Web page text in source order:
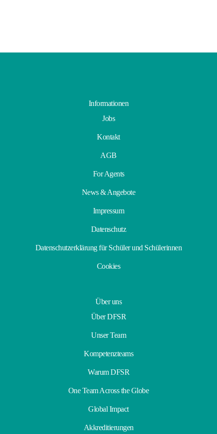
Informationen
Jobs
Kontakt
AGB
For Agents
News & Angebote
Impressum
Datenschutz
Datenschutzerklärung für Schüler und Schülerinnen
Cookies
Über uns
Über DFSR
Unser Team
Kompetenzteams
Warum DFSR
One Team Across the Globe
Global Impact
Akkreditierungen